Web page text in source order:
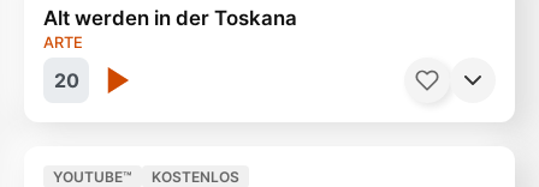
Es beginnt im Ferkel Stall
20
Alt werden in der Toskana
ARTE
YOUTUBE™ KOSTENLOS